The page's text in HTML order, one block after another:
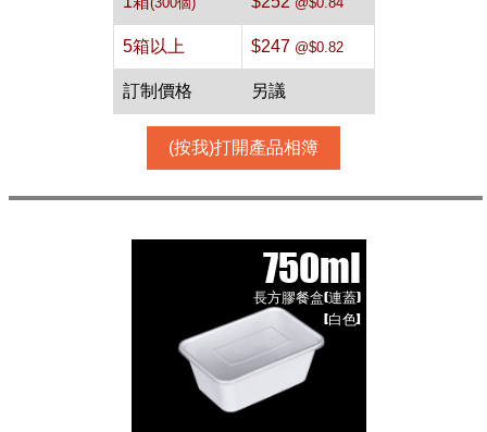
5箱以上 $247 @$0.82
訂制價格 另議
(按我)打開產品相簿
750ml
長方膠餐盒(連蓋)
[白色]